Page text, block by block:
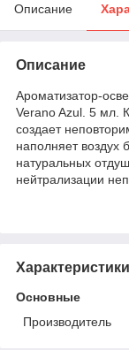
Описание
Описание
Ароматизатор-
Verano Azul. 5 мл.
создает
наполняет воздух
натуральных
нейтрализации
Характеристики
Основные
Производитель